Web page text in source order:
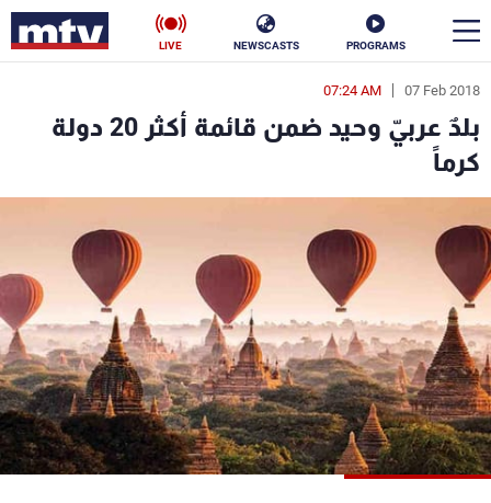
PROGRAMS
NEWSCASTS
LIVE
07 Feb 2018
07:24 AM
بلدٌ عربيّ وحيد ضمن قائمة أكثر 20 دولة
كرماً
en
الأخبار
سياسة ناس
إقتصاد فن
منوعات رياضة
كأس العالم
البرامج
جدول البرامج